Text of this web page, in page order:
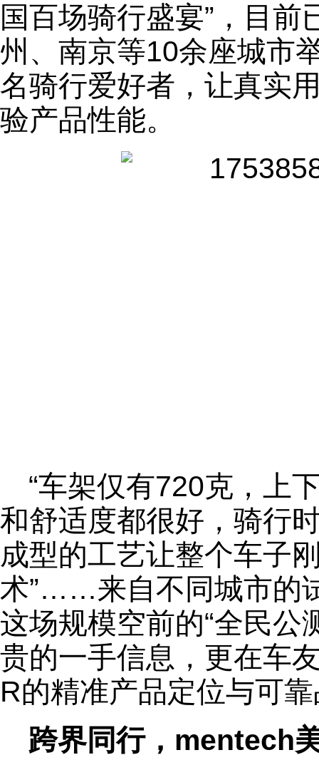
国百场骑行盛宴”，目
州、南京等10余座城市
名骑行爱好者，让真实
验产品性能。
“车架仅有720克，上
和舒适度都很好，骑行
成型的工艺让整个车子
术”……来自不同城市的
这场规模空前的“全民公
贵的一手信息，更在车
R的精准产品定位与可
跨界同行，mentech